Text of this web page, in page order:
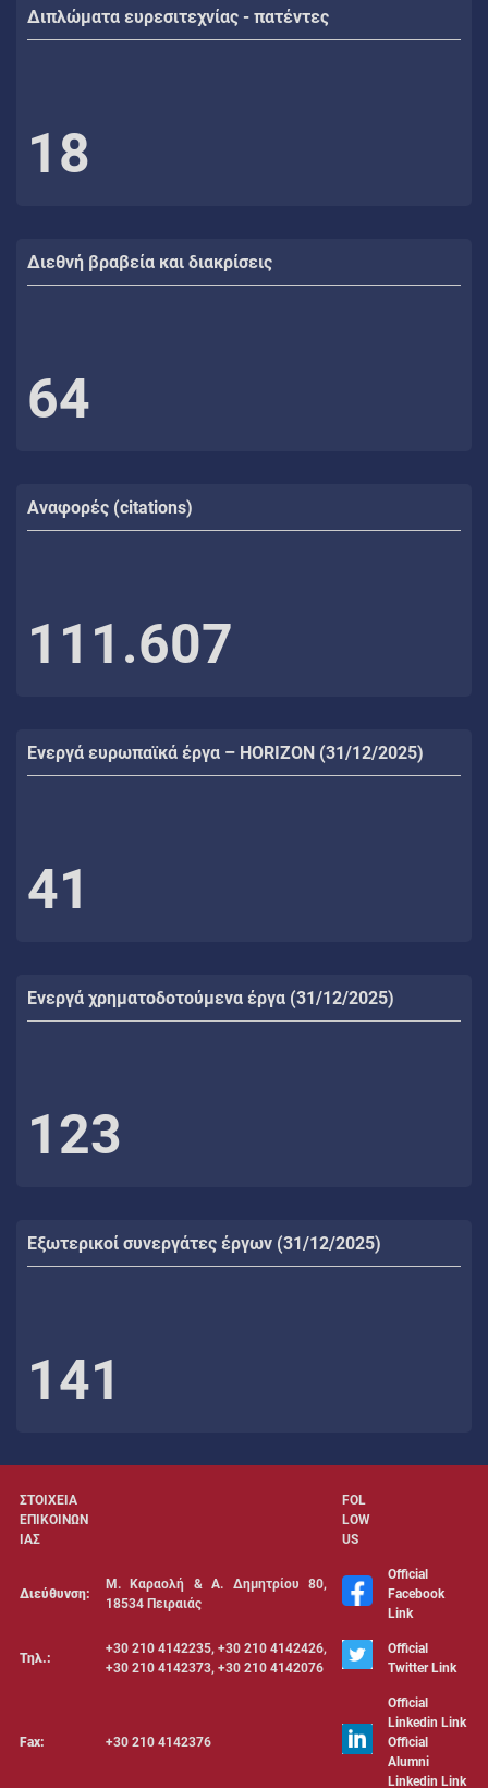
Διπλώματα ευρεσιτεχνίας - πατέντες
18
Διεθνή βραβεία και διακρίσεις
64
Αναφορές (citations)
111.607
Ενεργά ευρωπαϊκά έργα – HORIZON (31/12/2025)
41
Ενεργά χρηματοδοτούμενα έργα (31/12/2025)
123
Εξωτερικοί συνεργάτες έργων (31/12/2025)
141
ΣΤΟΙΧΕΙΑ
ΕΠΙΚΟΙΝΩΝ
ΙΑΣ
FOL
LOW
US
Διεύθυνση:
Μ. Καραολή & Α. Δημητρίου 80,
18534 Πειραιάς
Official
Facebook
Link
Τηλ.:
+30 210 4142235, +30 210 4142426,
+30 210 4142373, +30 210 4142076
Official
Twitter Link
Fax: +30 210 4142376
Official
Linkedin Link
Official
Alumni
Linkedin Link